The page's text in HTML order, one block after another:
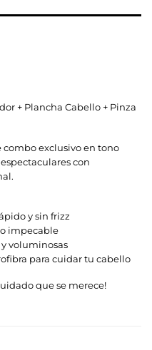
+ Plancha Cabello + Pinza
combo exclusivo en tono
con
y sin frizz
impecable
voluminosas
para cuidar tu cabello
que se merece!